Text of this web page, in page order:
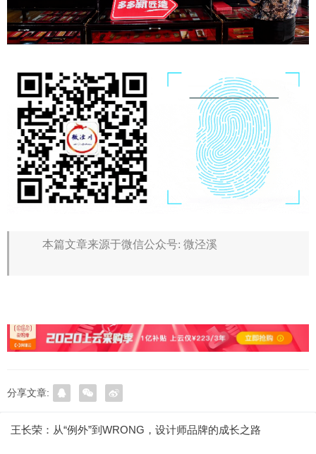
本篇文章来源于微信公众号: 微泾溪
分享文章:
王长荣：从“例外”到WRONG，设计师品牌的成长之路